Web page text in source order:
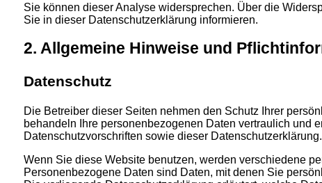
Sie können dieser Analyse widersprechen. Über die
Sie in dieser Datenschutzerklärung informieren.
2. Allgemeine Hinweise und
Datenschutz
Die Betreiber dieser Seiten nehmen den Schutz Ihrer
behandeln Ihre personenbezogenen Daten vertraulich und
Datenschutzvorschriften sowie dieser Datenschutzerklärung.
Wenn Sie diese Website benutzen, werden verschiedene
Personenbezogene Daten sind Daten, mit denen Sie